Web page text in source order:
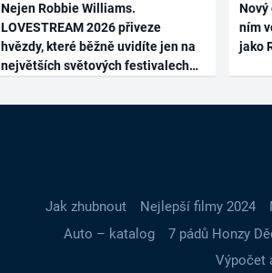
Nejen Robbie Williams.
LOVESTREAM 2026 přiveze
hvězdy, které běžně uvidíte jen na
největších světových festivalech
Nový
ním
jako
Jak zhubnout Nejlepší filmy 2024
Auto – katalog
7 pádů Honzy
Výpočet